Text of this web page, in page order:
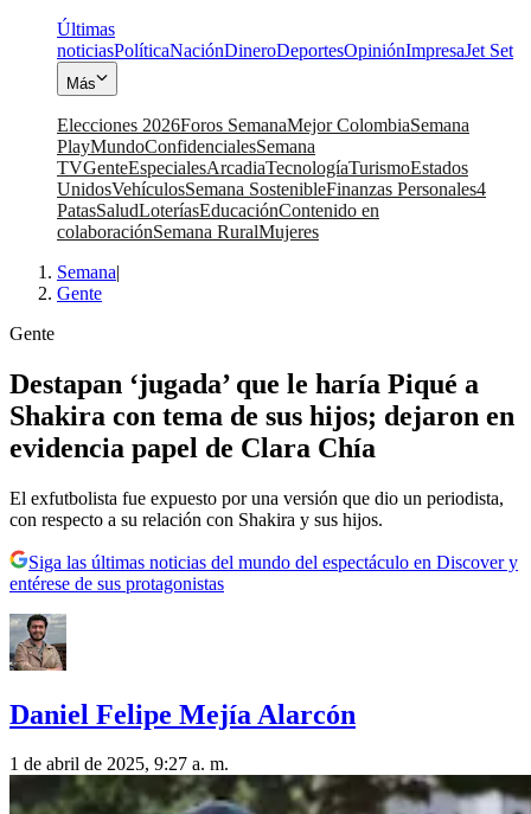
Últimas
noticiasPolíticaNaciónDineroDeportesOpiniónImpresaJet Set
Más
Elecciones 2026Foros SemanaMejor ColombiaSemana
PlayMundoConfidencialesSemana
TVGenteEspecialesArcadiaTecnologíaTurismoEstados
UnidosVehículosSemana SostenibleFinanzas Personales4
PatasSaludLoteríasEducaciónContenido en
colaboraciónSemana RuralMujeres
Semana|
Gente
Gente
Destapan ‘jugada’ que le haría Piqué a
Shakira con tema de sus hijos; dejaron en
evidencia papel de Clara Chía
El exfutbolista fue expuesto por una versión que dio un periodista,
con respecto a su relación con Shakira y sus hijos.
Siga las últimas noticias del mundo del espectáculo en Discover y
entérese de sus protagonistas
Daniel Felipe Mejía Alarcón
1 de abril de 2025, 9:27 a. m.